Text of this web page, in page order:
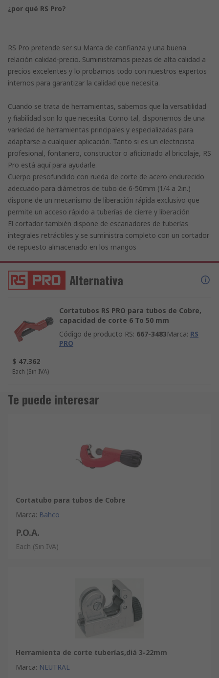
¿por qué RS Pro?
RS Pro pretende ser su Marca de confianza y una buena
relación calidad-precio. Suministramos piezas de alta calidad a
precios excelentes y lo probamos todo con nuestros expertos
internos para garantizar la calidad que necesita.
Cuando se trata de herramientas, sabemos que la versatilidad
y fiabilidad son lo que necesita. Como tal, disponemos de una
variedad de herramientas principales y especializadas para
adaptarse a cualquier aplicación. Tanto si es un electricista
profesional, fontanero, constructor o aficionado al bricolaje, RS
Pro está aquí para ayudarle.
Cuerpo presofundido con rueda de corte de acero endurecido
adecuado para diámetros de tubo de 6-50mm (1/4 a 2in.)
dispone de un mecanismo de liberación rápida exclusivo que
permite un acceso rápido a tuberías de cierre y liberación
El cortador también dispone de escariadores de tuberías
integrales retráctiles y se suministra completo con un cortador
de repuesto almacenado en los mangos
Alternativa
Cortatubos RS PRO para tubos de Cobre,
capacidad de corte 6 To 50 mm
Código de producto RS: 667-3483Marca: RS
PRO
$ 47.362
Each (Sin IVA)
Te puede interesar
Cortatubo para tubos de Cobre
Marca: Bahco
P.O.A.
Each (Sin IVA)
Herramienta de corte tuberías,diá 3-22mm
Marca: NEUTRAL